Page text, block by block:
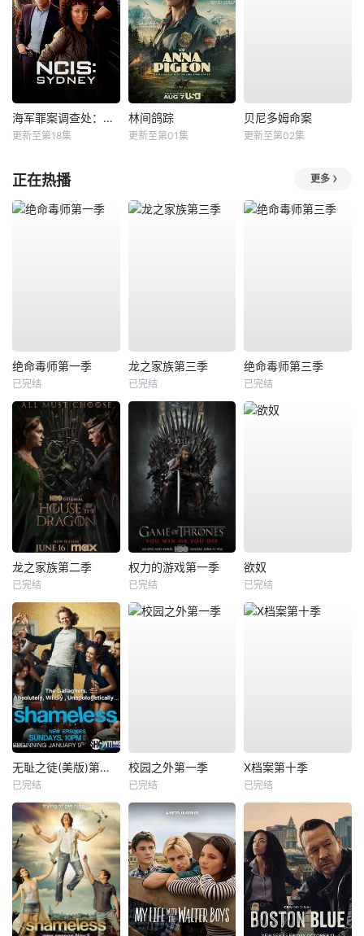
海军罪案调查处：悉尼第三季
更新至第18集
林间鸽踪
更新至第01集
贝尼多姆命案
更新至第02集
正在热播 更多
绝命毒师第一季
已完结
龙之家族第三季
已完结
绝命毒师第三季
已完结
龙之家族第二季
已完结
权力的游戏第一季
已完结
欲奴
已完结
无耻之徒(美版)第一季
已完结
校园之外第一季
已完结
X档案第十季
已完结